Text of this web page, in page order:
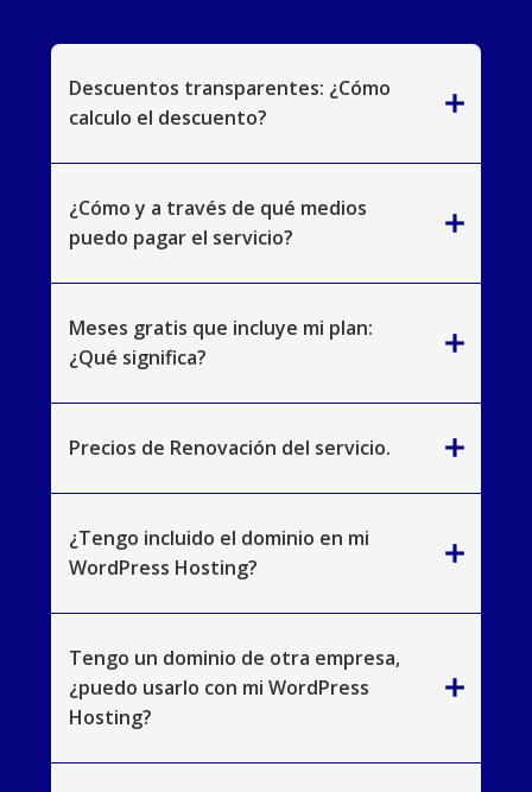
Descuentos transparentes: ¿Cómo
calculo el descuento?
add
¿Cómo y a través de qué medios
puedo pagar el servicio?
add
Meses gratis que incluye mi plan:
¿Qué significa?
add
Precios de Renovación del servicio. add
¿Tengo incluido el dominio en mi
WordPress Hosting?
add
Tengo un dominio de otra empresa,
¿puedo usarlo con mi WordPress
Hosting?
add